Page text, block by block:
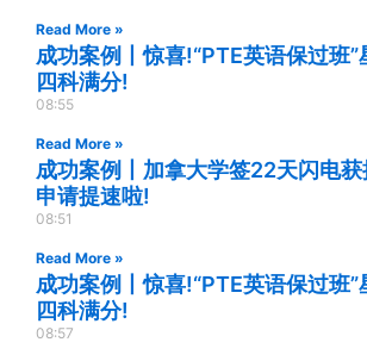
Read More »
成功案例丨惊喜!“PTE英语保过班”
四科满分!
08:55
Read More »
成功案例丨加拿大学签22天闪电
申请提速啦!
08:51
Read More »
成功案例丨惊喜!“PTE英语保过班”
四科满分!
08:57